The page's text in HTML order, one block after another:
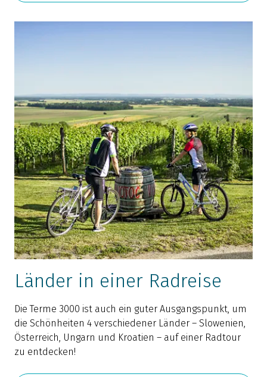
Länder in einer Radreise
Die Terme 3000 ist auch ein guter Ausgangspunkt, um
die Schönheiten 4 verschiedener Länder – Slowenien,
Österreich, Ungarn und Kroatien – auf einer Radtour
zu entdecken!